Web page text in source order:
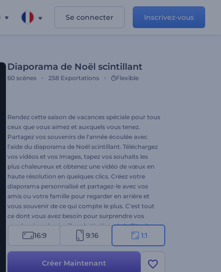
Se connecter Inscrivez-vous
Diaporama de Noël scintillant
60 scènes 258 Exportations Flexible
Rendez cette saison de vacances spéciale pour tous
ceux que vous aimez et auxquels vous tenez.
Partagez vos souvenirs de l'année écoulée avec
l'aide du diaporama de Noël scintillant. Téléchargez
vos vidéos et vos images, tapez vos souhaits les
plus chaleureux et obtenez une vidéo de vœux en
haute résolution en quelques clics. Créez votre
diaporama personnalisé et partagez-le avec vos
amis ou votre famille pour regarder en arrière et
vous souvenir de ce qui compte le plus. C'est tout
ce dont vous avez besoin pour surprendre vos
proches lors du réveillon de Noël ou de la fête du
Nouvel An. Essayez-le maintenant !
16:9 9:16 1:1
Créer Maintenant